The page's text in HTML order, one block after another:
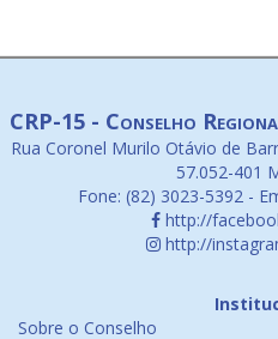
CRP-15 - Conselho
Rua Coronel Murilo Otávio de
57.052-401
Fone: (82) 3023-5392 -
http://
http://
Sobre o Conselho